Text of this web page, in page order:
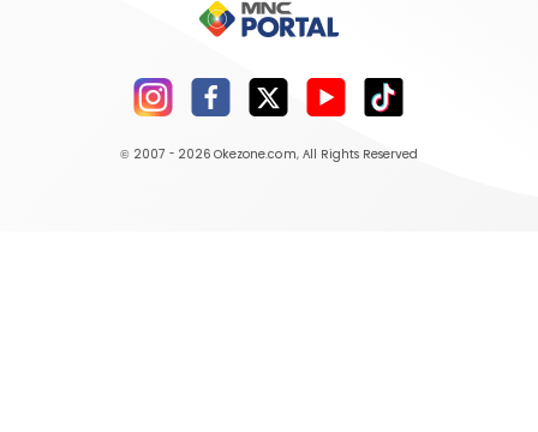
© 2007 - 2026 Okezone.com, All Rights Reserved